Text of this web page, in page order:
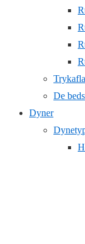
De
Dyner